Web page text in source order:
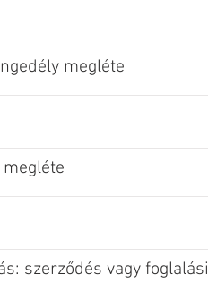
megléte
szerződés vagy foglalási